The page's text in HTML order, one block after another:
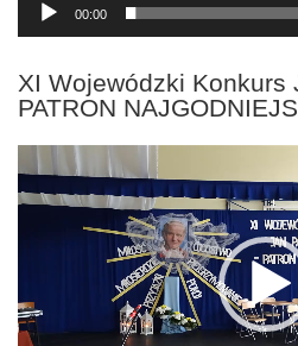
00:00
XI Wojewódzki Konkurs
PATRON
Odtwarzacz
video